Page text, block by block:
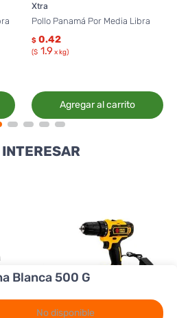
Xtra
Pollo Panamá Por Media Libra
$ 0.42
($ 1.9 x kg)
Agregar al carrito
INTERESAR
Blanca 500 G
No disponible